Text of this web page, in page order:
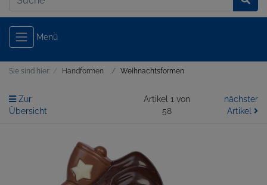
Menü
Sie sind hier: Handformen Weihnachtsformen
Zur
Übersicht
Artikel 1 von
58
nächster
Artikel